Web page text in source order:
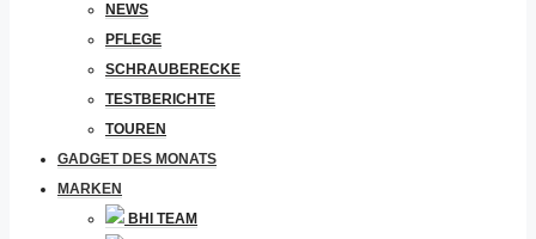
NEWS
PFLEGE
SCHRAUBERECKE
TESTBERICHTE
TOUREN
GADGET DES MONATS
MARKEN
BHI TEAM